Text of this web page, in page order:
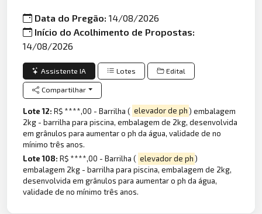
Data do Pregão:14/08/2026
Início do Acolhimento de Propostas:
14/08/2026
Assistente IA Lotes Edital
Compartilhar
Lote 12:R$ ****,00 - Barrilha ( elevador de ph) embalagem
2kg - barrilha para piscina, embalagem de 2kg, desenvolvida
em grânulos para aumentar o ph da água, validade de no
mínimo três anos.
Lote 108:R$ ****,00 - Barrilha ( elevador de ph)
embalagem 2kg - barrilha para piscina, embalagem de 2kg,
desenvolvida em grânulos para aumentar o ph da água,
validade de no mínimo três anos.